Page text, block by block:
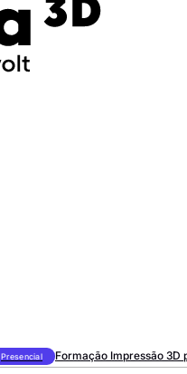
Presencial Formação Impressão 3D